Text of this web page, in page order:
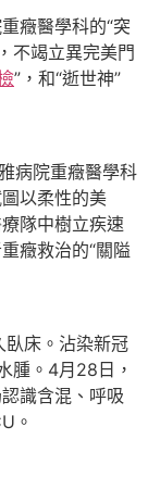
癥醫學科的“突
不竭立異完美門
”，和“逝世神”
病院重癥醫學科
以柔性的美
隊中樹立疾速
癥救治的“關隘
床。沾染新冠
腫。4月28日，
識含混、呼吸
。